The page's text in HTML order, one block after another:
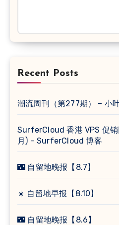
Recent Posts
潮流周刊（第277期） – 小
SurferCloud 香港 VPS 促
月) – SurferCloud 博客
🌃 自留地晚报【8.7】
☀️ 自留地早报【8.10】
🌃 自留地晚报【8.6】